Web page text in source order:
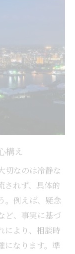
浮気調査の
ポート体制
気調査の始
と対策ポイ
査相談の流
始のポイン
相談対応と
構え
切なのは冷静な
されず、具体的
。例えば、疑念
ど、事実に基づ
により、相談時
になります。準